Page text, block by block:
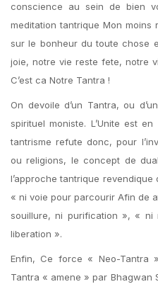
conscience au sein de bien
meditation tantrique Mon moins
sur le bonheur du toute chose
joie, notre vie reste fete, notre
C’est ca Notre Tantra !
On devoile d’un Tantra, ou
spirituel moniste. L’Unite est
tantrisme refute donc, pour
ou religions, le concept de
l’approche tantrique revendique
« ni voie pour parcourir Afin de
souillure, ni purification », «
liberation ».
Enfin, Ce force « Neo-Tantra
Tantra « amene » par Bhagwan